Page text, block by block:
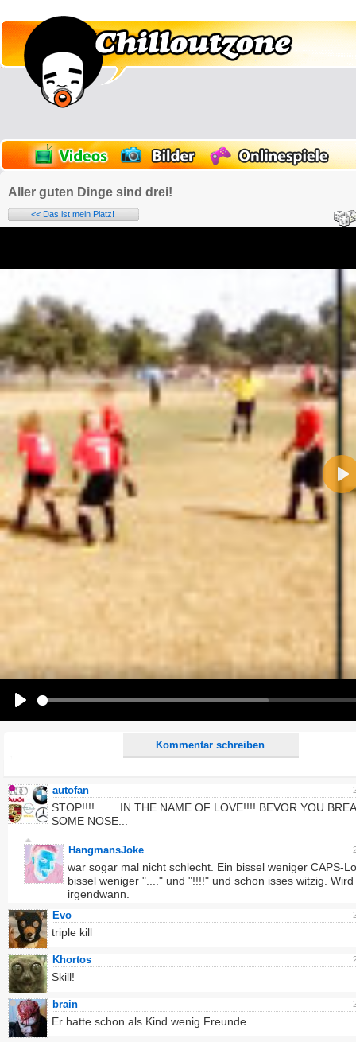
Aller guten Dinge sind drei!
<< Das ist mein Platz!
Kommentar schreiben
Name:
URLs werden automatisch umgewandelt. Bitte verwende "www." oder "http://" in URLs
Ich möchte eine E-Mail, wenn auf dieser Seite weitere Kommentare erscheinen.
autofan
STOP!!!! ...... IN THE NAME OF LOVE!!!! BEVOR YOU
SOME NOSE...
HangmansJoke
war sogar mal nicht schlecht. Ein bissel weniger CAPS-
bissel weniger "...." und "!!!!" und schon isses witzig.
irgendwann.
Evo
triple kill
Khortos
Skill!
brain
Er hatte schon als Kind wenig Freunde.